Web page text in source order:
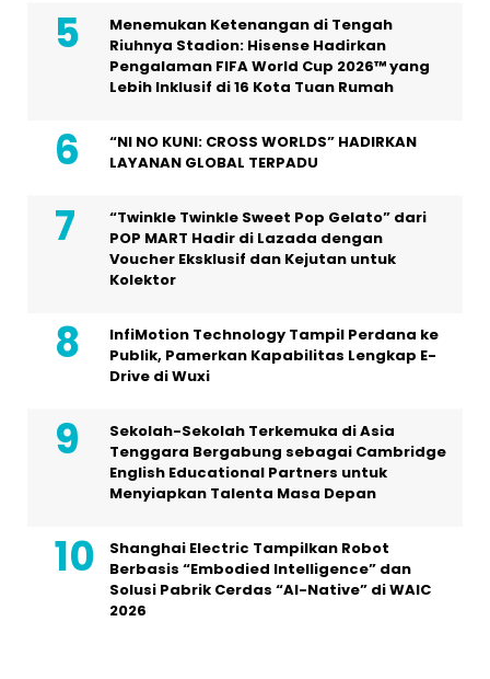
Menemukan Ketenangan di Tengah
Riuhnya Stadion: Hisense Hadirkan
Pengalaman FIFA World Cup 2026™ yang
Lebih Inklusif di 16 Kota Tuan Rumah
“NI NO KUNI: CROSS WORLDS” HADIRKAN
LAYANAN GLOBAL TERPADU
“Twinkle Twinkle Sweet Pop Gelato” dari
POP MART Hadir di Lazada dengan
Voucher Eksklusif dan Kejutan untuk
Kolektor
InfiMotion Technology Tampil Perdana ke
Publik, Pamerkan Kapabilitas Lengkap E-
Drive di Wuxi
Sekolah-Sekolah Terkemuka di Asia
Tenggara Bergabung sebagai Cambridge
English Educational Partners untuk
Menyiapkan Talenta Masa Depan
Shanghai Electric Tampilkan Robot
Berbasis “Embodied Intelligence” dan
Solusi Pabrik Cerdas “AI-Native” di WAIC
2026